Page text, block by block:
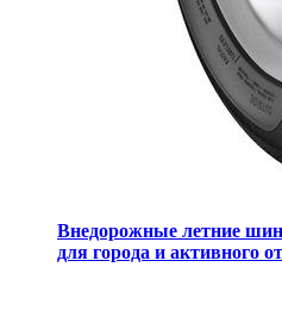
Внедорожные летние
для города и активного